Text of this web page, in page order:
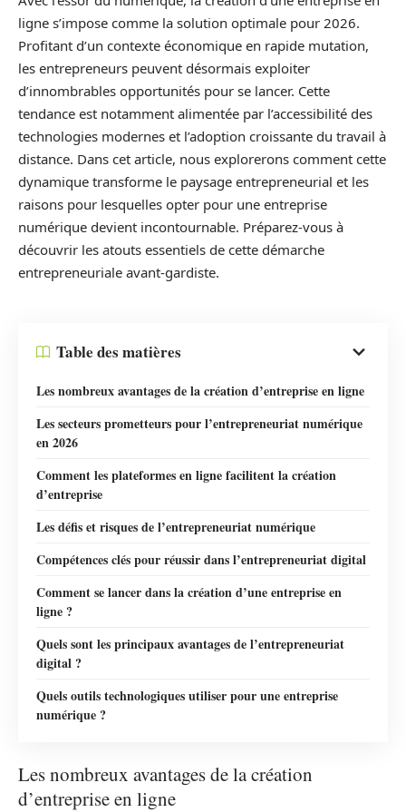
ligne s’impose comme la solution optimale pour 2026.
Profitant d’un contexte économique en rapide mutation,
les entrepreneurs peuvent désormais exploiter
d’innombrables opportunités pour se lancer. Cette
tendance est notamment alimentée par l’accessibilité des
technologies modernes et l’adoption croissante du travail à
distance. Dans cet article, nous explorerons comment cette
dynamique transforme le paysage entrepreneurial et les
raisons pour lesquelles opter pour une entreprise
numérique devient incontournable. Préparez-vous à
découvrir les atouts essentiels de cette démarche
entrepreneuriale avant-gardiste.
Table des matières
Les nombreux avantages de la création d’entreprise en ligne
Les secteurs prometteurs pour l’entrepreneuriat numérique
en 2026
Comment les plateformes en ligne facilitent la création
d’entreprise
Les défis et risques de l’entrepreneuriat numérique
Compétences clés pour réussir dans l’entrepreneuriat digital
Comment se lancer dans la création d’une entreprise en
ligne ?
Quels sont les principaux avantages de l’entrepreneuriat
digital ?
Quels outils technologiques utiliser pour une entreprise
numérique ?
Les nombreux avantages de la création
d’entreprise en ligne